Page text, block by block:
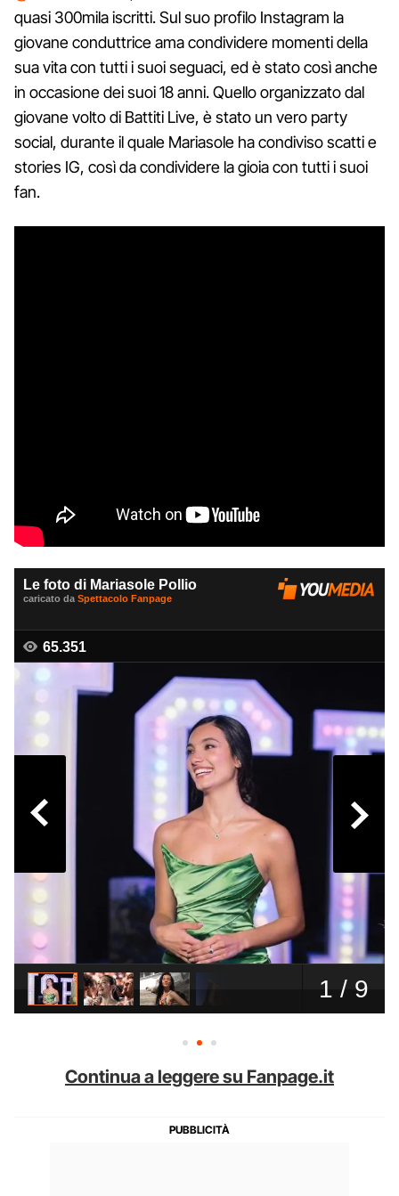
quasi 300mila iscritti. Sul suo profilo Instagram la
giovane conduttrice ama condividere momenti della
sua vita con tutti i suoi seguaci, ed è stato così anche
in occasione dei suoi 18 anni. Quello organizzato dal
giovane volto di Battiti Live, è stato un vero party
social, durante il quale Mariasole ha condiviso scatti e
stories IG, così da condividere la gioia con tutti i suoi
fan.
Continua a leggere su Fanpage.it